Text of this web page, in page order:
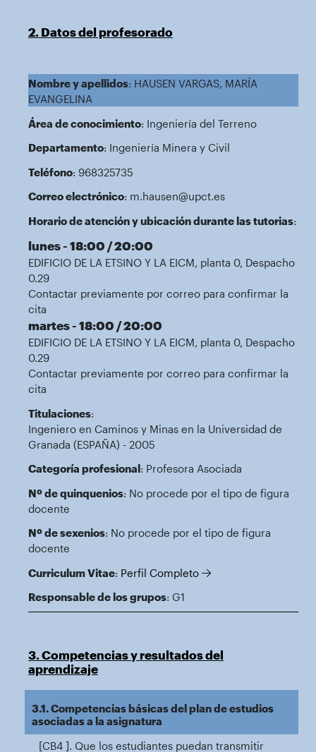
2. Datos del profesorado
Nombre y apellidos: HAUSEN VARGAS, MARÍA
EVANGELINA
Área de conocimiento: Ingeniería del Terreno
Departamento: Ingeniería Minera y Civil
Teléfono: 968325735
Correo electrónico: m.hausen@upct.es
Horario de atención y ubicación durante las tutorias:
lunes - 18:00 / 20:00
EDIFICIO DE LA ETSINO Y LA EICM, planta 0, Despacho
0.29
Contactar previamente por correo para confirmar la
cita
martes - 18:00 / 20:00
EDIFICIO DE LA ETSINO Y LA EICM, planta 0, Despacho
0.29
Contactar previamente por correo para confirmar la
cita
Titulaciones:
Ingeniero en Caminos y Minas en la Universidad de
Granada (ESPAÑA) - 2005
Categoría profesional: Profesora Asociada
Nº de quinquenios: No procede por el tipo de figura
docente
Nº de sexenios: No procede por el tipo de figura
docente
Curriculum Vitae: Perfil Completo
Responsable de los grupos: G1
3. Competencias y resultados del
aprendizaje
3.1. Competencias básicas del plan de estudios
asociadas a la asignatura
[CB4 ]. Que los estudiantes puedan transmitir